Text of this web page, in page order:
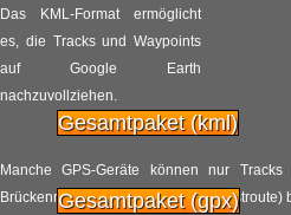
2014
Radpilot.de
09.07
durch den
vonRadpilot.de |
Das KML-Format ermöglicht
es, die Tracks und Waypoints
auf Google Earth
nachzuvollziehen.
Gesamtpaket (kml)
Manche GPS-Geräte können nur
Brückenradweges mehr als 1000
Gesamtpaket (gpx)